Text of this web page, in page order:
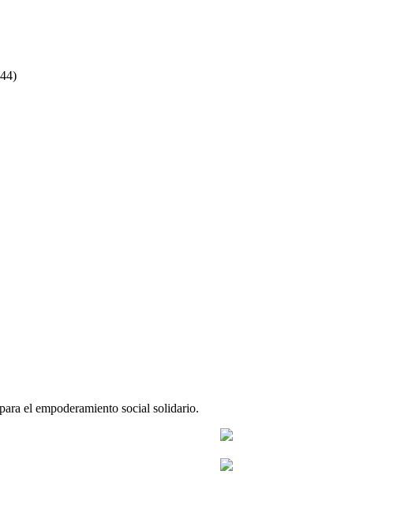
el empoderamiento social solidario.